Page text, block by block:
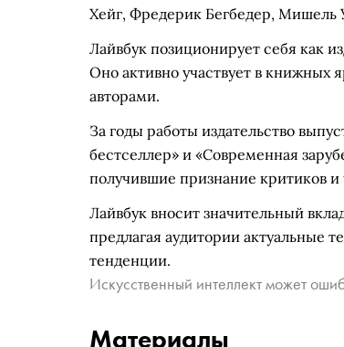
Хейг, Фредерик Бегбедер, Мишель
Лайвбук позиционирует себя как
Оно активно участвует в книжных
авторами.
За годы работы издательство
бестселлер» и «Современная
получившие признание критиков и
Лайвбук вносит значительный
предлагая аудитории актуальные
тенденции.
Искусственный интеллект может
Материалы